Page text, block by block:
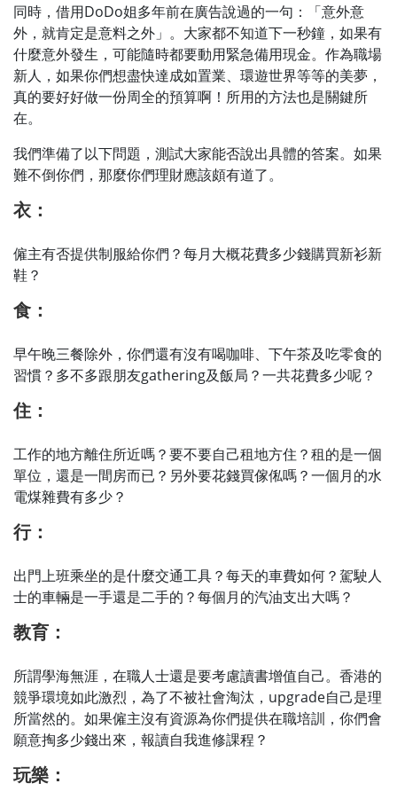
同時，借用DoDo姐多年前在廣告說過的一句：「意外意
外，就肯定是意料之外」。大家都不知道下一秒鐘，如果有
什麼意外發生，可能隨時都要動用緊急備用現金。作為職場
新人，如果你們想盡快達成如置業、環遊世界等等的美夢，
真的要好好做一份周全的預算啊！所用的方法也是關鍵所
在。
我們準備了以下問題，測試大家能否說出具體的答案。如果
難不倒你們，那麼你們理財應該頗有道了。
衣：
僱主有否提供制服給你們？每月大概花費多少錢購買新衫新
鞋？
食：
早午晚三餐除外，你們還有沒有喝咖啡、下午茶及吃零食的
習慣？多不多跟朋友gathering及飯局？一共花費多少呢？
住：
工作的地方離住所近嗎？要不要自己租地方住？租的是一個
單位，還是一間房而已？另外要花錢買傢俬嗎？一個月的水
電煤雜費有多少？
行：
出門上班乘坐的是什麼交通工具？每天的車費如何？駕駛人
士的車輛是一手還是二手的？每個月的汽油支出大嗎？
教育：
所謂學海無涯，在職人士還是要考慮讀書增值自己。香港的
競爭環境如此激烈，為了不被社會淘汰，upgrade自己是理
所當然的。如果僱主沒有資源為你們提供在職培訓，你們會
願意掏多少錢出來，報讀自我進修課程？
玩樂：